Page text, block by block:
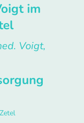
im
Voigt,